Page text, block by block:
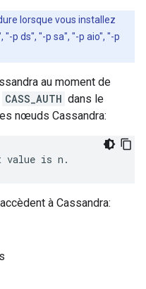
lorsque vous installez
p ds", "-p sa", "-p aio", "-p
au moment de
CASS_AUTH dans le
nœuds Cassandra:
value is n.
à Cassandra: